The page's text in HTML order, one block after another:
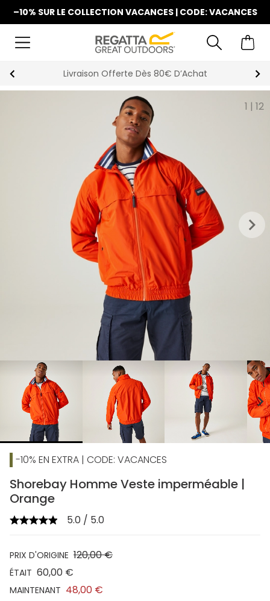
–10% SUR LE COLLECTION VACANCES | CODE: VACANCES
La Nouvelle Collection Est Disponible
1 | 12
keyboard_arrow_right
chevron_right
-10% EN EXTRA | CODE: VACANCES
Shorebay Homme Veste imperméable |
Orange
5.0 / 5.0
PRIX D'ORIGINE 120,00 €
ÉTAIT 60,00 €
MAINTENANT 48,00 €